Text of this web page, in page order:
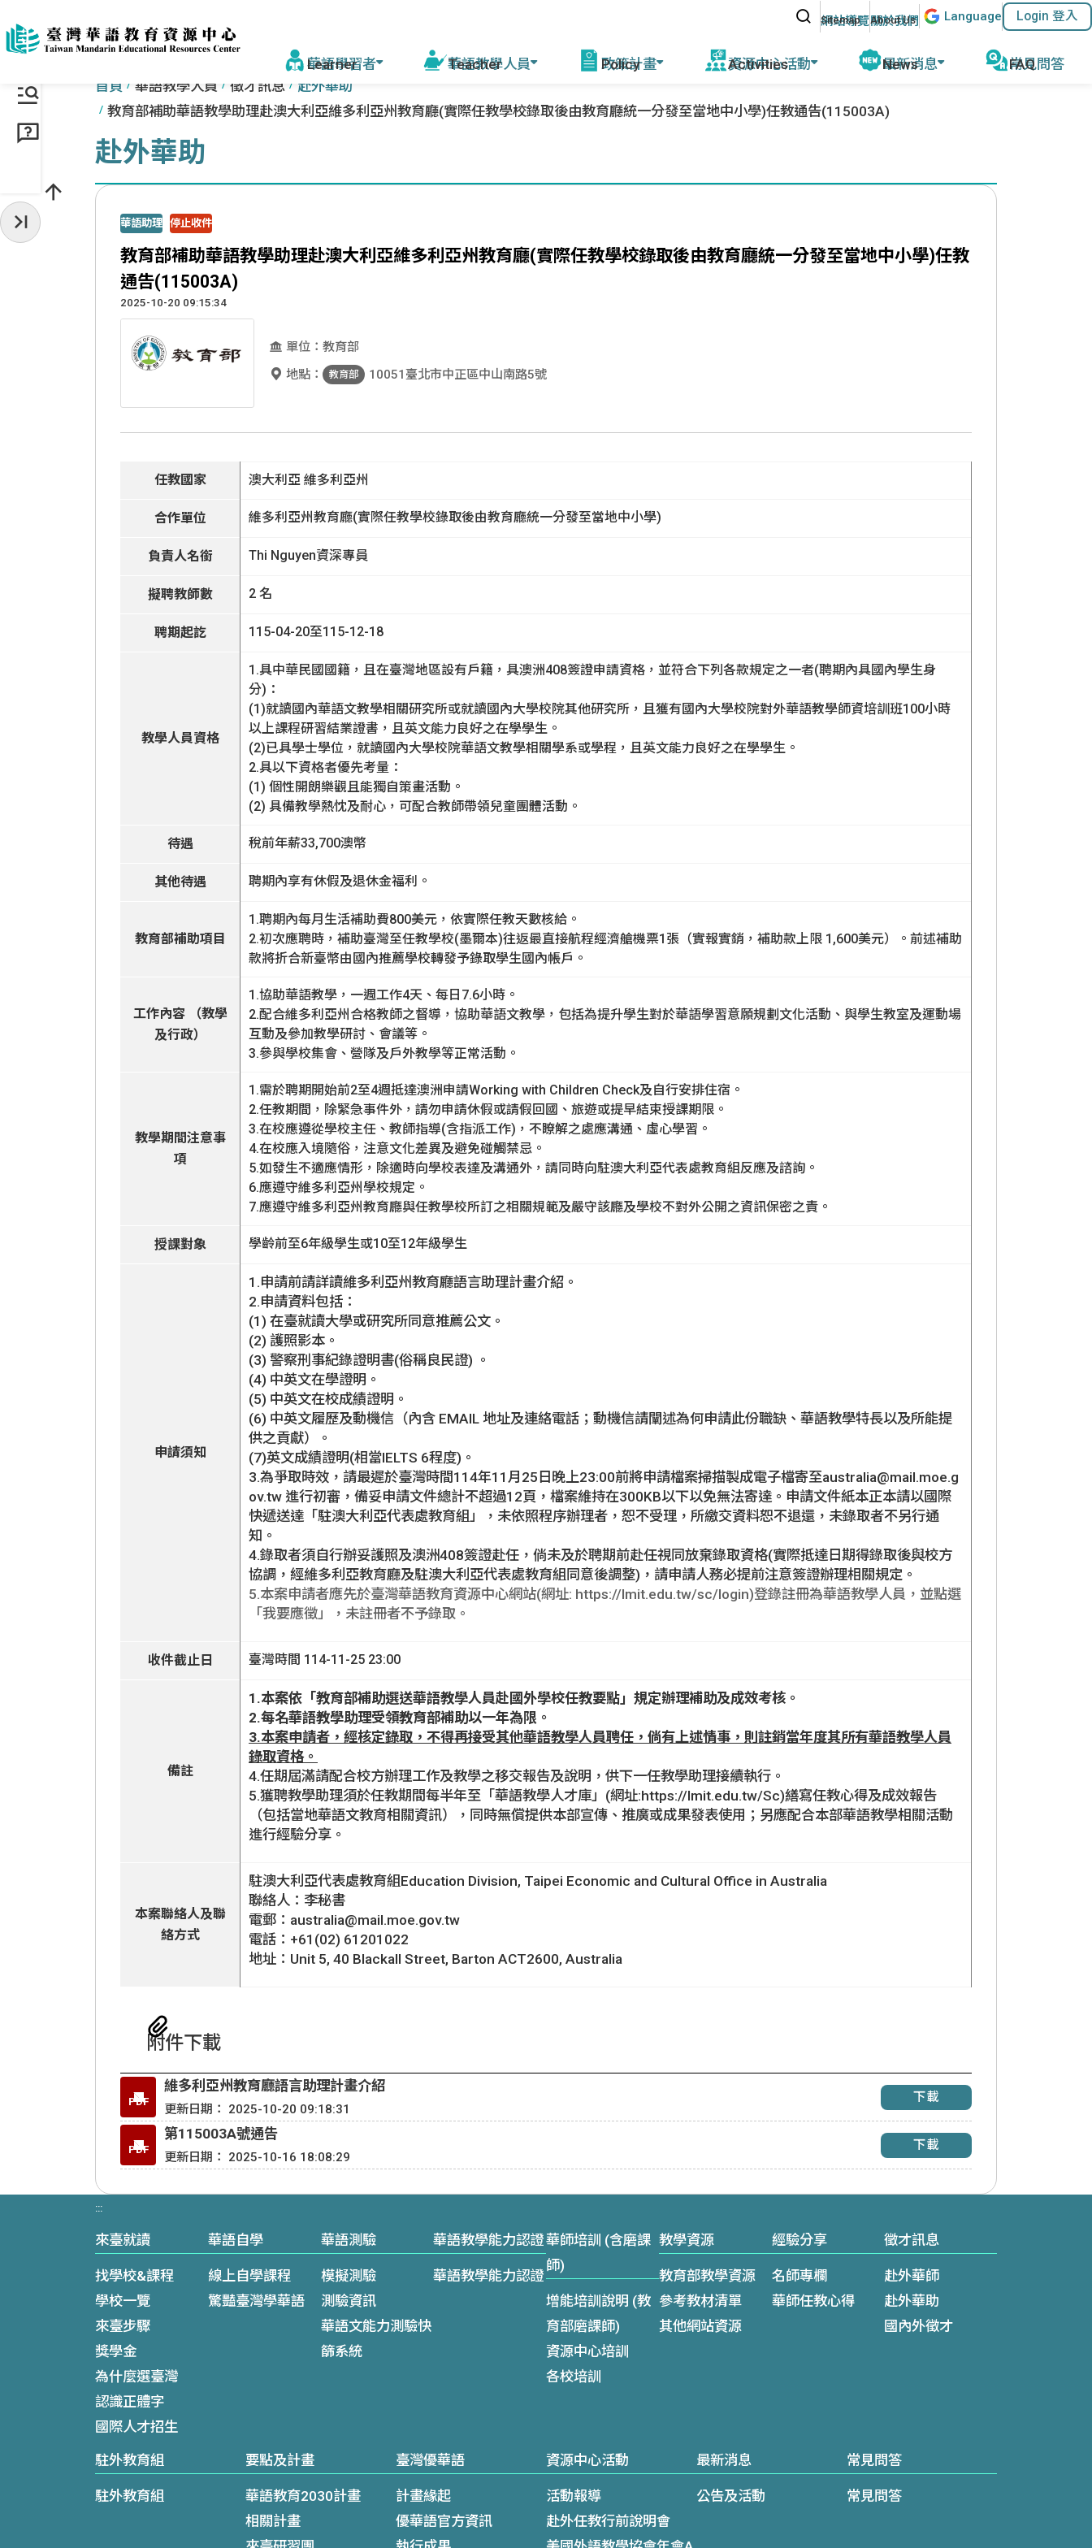
跳到主要內容區塊
站內搜尋
網站導覽關於我們 Language Login 登入
華語學習者
獎學金
認識正體字
國際人才招生
華語教學人員
國內外徵才
政策計畫
執行學校網站與聯繫資訊
資源中心活動
活動報導
最新消息
公告及活動
常見問答
首頁 華語教學人員 徵才訊息
赴外華助
教育部補助華語教學助理赴澳大利亞維多利亞州教育廳(實際任教學校錄取後由教育廳統一分發至當地中小學)任教通告(115003A)
赴外華助
華語助理 停止收件
教育部補助華語教學助理赴澳大利亞維多利亞州教育廳(實際任教學校錄取後由教育廳統一分發至當地中小學)任教
通告(115003A)
2025-10-20 09:15:34
單位：教育部
地點：
教育部 10051臺北市中正區中山南路5號
任教國家 澳大利亞 維多利亞州
合作單位 維多利亞州教育廳(實際任教學校錄取後由教育廳統一分發至當地中小學)
負責人名銜 Thi Nguyen資深專員
擬聘教師數 2 名
聘期起訖 115-04-20至115-12-18
教學人員資格
1.具中華民國國籍，且在臺灣地區設有戶籍，具澳洲408簽證申請資格，並符合下列各款規定之一者(聘期內具國內學生身
分)：
(1)就讀國內華語文教學相關研究所或就讀國內大學校院其他研究所，且獲有國內大學校院對外華語教學師資培訓班100小時
以上課程研習結業證書，且英文能力良好之在學學生。
(2)已具學士學位，就讀國內大學校院華語文教學相關學系或學程，且英文能力良好之在學學生。
2.具以下資格者優先考量：
(1) 個性開朗樂觀且能獨自策畫活動。
(2) 具備教學熱忱及耐心，可配合教師帶領兒童團體活動。
待遇 稅前年薪33,700澳幣
其他待遇 聘期內享有休假及退休金福利。
教育部補助項目
1.聘期內每月生活補助費800美元，依實際任教天數核給。
2.初次應聘時，補助臺灣至任教學校(墨爾本)往返最直接航程經濟艙機票1張（實報實銷，補助款上限 1,600美元）。前述補助
款將折合新臺幣由國內推薦學校轉發予錄取學生國內帳戶。
工作內容 （教學
及行政）
1.協助華語教學，一週工作4天、每日7.6小時。
2.配合維多利亞州合格教師之督導，協助華語文教學，包括為提升學生對於華語學習意願規劃文化活動、與學生教室及運動場
互動及參加教學研討、會議等。
3.參與學校集會、營隊及戶外教學等正常活動。
教學期間注意事
項
1.需於聘期開始前2至4週抵達澳洲申請Working with Children Check及自行安排住宿。
2.任教期間，除緊急事件外，請勿申請休假或請假回國、旅遊或提早結束授課期限。
3.在校應遵從學校主任、教師指導(含指派工作)，不瞭解之處應溝通、虛心學習。
4.在校應入境隨俗，注意文化差異及避免碰觸禁忌。
5.如發生不適應情形，除適時向學校表達及溝通外，請同時向駐澳大利亞代表處教育組反應及諮詢。
6.應遵守維多利亞州學校規定。
7.應遵守維多利亞州教育廳與任教學校所訂之相關規範及嚴守該廳及學校不對外公開之資訊保密之責。
授課對象 學齡前至6年級學生或10至12年級學生
申請須知
1.申請前請詳讀維多利亞州教育廳語言助理計畫介紹。
2.申請資料包括：
(1) 在臺就讀大學或研究所同意推薦公文。
(2) 護照影本。
(3) 警察刑事紀錄證明書(俗稱良民證) 。
(4) 中英文在學證明。
(5) 中英文在校成績證明。
(6) 中英文履歷及動機信（內含 EMAIL 地址及連絡電話；動機信請闡述為何申請此份職缺、華語教學特長以及所能提
供之貢獻）。
(7)英文成績證明(相當IELTS 6程度)。
3.為爭取時效，請最遲於臺灣時間114年11月25日晚上23:00前將申請檔案掃描製成電子檔寄至australia@mail.moe.g
ov.tw 進行初審，備妥申請文件總計不超過12頁，檔案維持在300KB以下以免無法寄達。申請文件紙本正本請以國際
快遞送達「駐澳大利亞代表處教育組」，未依照程序辦理者，恕不受理，所繳交資料恕不退還，未錄取者不另行通
知。
4.錄取者須自行辦妥護照及澳洲408簽證赴任，倘未及於聘期前赴任視同放棄錄取資格(實際抵達日期得錄取後與校方
協調，經維多利亞教育廳及駐澳大利亞代表處教育組同意後調整)，請申請人務必提前注意簽證辦理相關規定。
5.本案申請者應先於臺灣華語教育資源中心網站(網址: https://lmit.edu.tw/sc/login)登錄註冊為華語教學人員，並點選
「我要應徵」，未註冊者不予錄取。
收件截止日 臺灣時間 114-11-25 23:00
備註
1.本案依「教育部補助選送華語教學人員赴國外學校任教要點」規定辦理補助及成效考核。
2.每名華語教學助理受領教育部補助以一年為限。
3.本案申請者，經核定錄取，不得再接受其他華語教學人員聘任，倘有上述情事，則註銷當年度其所有華語教學人員
錄取資格。
4.任期屆滿請配合校方辦理工作及教學之移交報告及說明，供下一任教學助理接續執行。
5.獲聘教學助理須於任教期間每半年至「華語教學人才庫」(網址:https://lmit.edu.tw/Sc)繕寫任教心得及成效報告
（包括當地華語文教育相關資訊），同時無償提供本部宣傳、推廣或成果發表使用；另應配合本部華語教學相關活動
進行經驗分享。
本案聯絡人及聯
絡方式
駐澳大利亞代表處教育組Education Division, Taipei Economic and Cultural Office in Australia
聯絡人：李秘書
電郵：australia@mail.moe.gov.tw
電話：+61(02) 61201022
地址：Unit 5, 40 Blackall Street, Barton ACT2600, Australia
附件下載
PDF
維多利亞州教育廳語言助理計畫介紹
更新日期： 2025-10-20 09:18:31
下載
PDF
第115003A號通告
更新日期： 2025-10-16 18:08:29
下載
:::
來臺就讀
找學校&課程
學校一覽
來臺步驟
獎學金
為什麼選臺灣
認識正體字
國際人才招生
華語自學
線上自學課程
驚豔臺灣學華語
華語測驗
模擬測驗
測驗資訊
華語文能力測驗快
篩系統
華語教學能力認證
華語教學能力認證
華師培訓 (含磨課
師)
增能培訓說明 (教
育部磨課師)
資源中心培訓
各校培訓
教學資源
教育部教學資源
參考教材清單
其他網站資源
經驗分享
名師專欄
華師任教心得
徵才訊息
赴外華師
赴外華助
國內外徵才
駐外教育組
駐外教育組
要點及計畫
華語教育2030計畫
相關計畫
臺灣優華語
計畫緣起
優華語官方資訊
資源中心活動
活動報導
赴外任教行前說明會
最新消息
公告及活動
常見問答
常見問答
收起常用服務